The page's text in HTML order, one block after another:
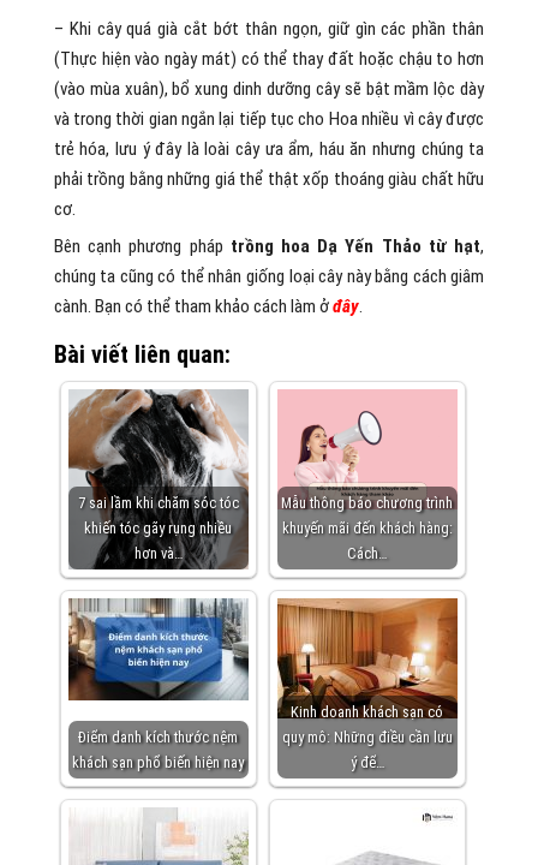
– Khi cây quá già cắt bớt thân ngọn, giữ gìn các phần thân
(Thực hiện vào ngày mát) có thể thay đất hoặc chậu to hơn
(vào mùa xuân), bổ xung dinh dưỡng cây sẽ bật mầm lộc dày
và trong thời gian ngắn lại tiếp tục cho Hoa nhiều vì cây được
trẻ hóa, lưu ý đây là loài cây ưa ẩm, háu ăn nhưng chúng ta
phải trồng bằng những giá thể thật xốp thoáng giàu chất hữu
cơ.
Bên cạnh phương pháp trồng hoa Dạ Yến Thảo từ hạt,
chúng ta cũng có thể nhân giống loại cây này bằng cách giâm
cành. Bạn có thể tham khảo cách làm ởđây.
Bài viết liên quan:
7 sai lầm khi chăm sóc tóc
khiến tóc gãy rụng nhiều
hơn và…
Mẫu thông báo chương trình
khuyến mãi đến khách hàng:
Cách…
Điểm danh kích thước nệm
khách sạn phổ biến hiện nay
Kinh doanh khách sạn có
quy mô: Những điều cần lưu
ý để…